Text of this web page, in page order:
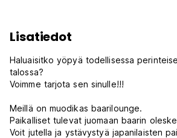
Lisatiedot
Haluaisitko yöpyä todellisessa
talossa?
Voimme tarjota sen sinulle!!!
Meillä on muodikas baarilounge.
Paikalliset tulevat juomaan baarin
Voit jutella ja ystävystyä japanilaisten